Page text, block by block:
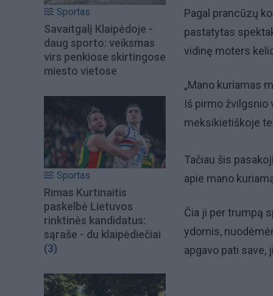
Sportas
Savaitgalį Klaipėdoje -
daug sporto: veiksmas
virs penkiose skirtingose
miesto vietose
Sportas
Rimas Kurtinaitis
paskelbė Lietuvos
rinktinės kandidatus:
sąraše - du klaipėdiečiai
(3)
Pagal prancūzų
pastatytas
vidinę moters
„Mano kuriamas
Iš pirmo žvilgsnio
meksikietiškoje
Tačiau šis
apie mano
Čia ji per trumpą
ydomis,
apgavo pati save,